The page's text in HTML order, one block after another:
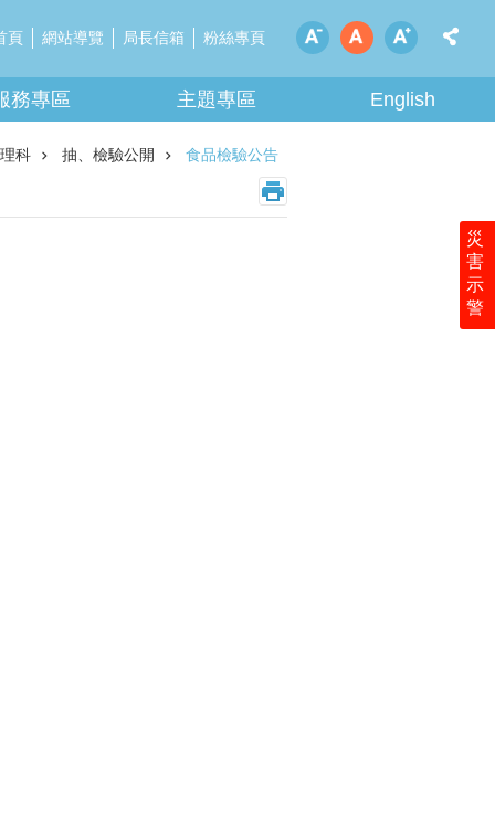
頁 網站導覽 局長信箱 粉絲專頁
災
害
示
警
務專區 主題專區 English
科 抽、檢驗公開 食品檢驗公告